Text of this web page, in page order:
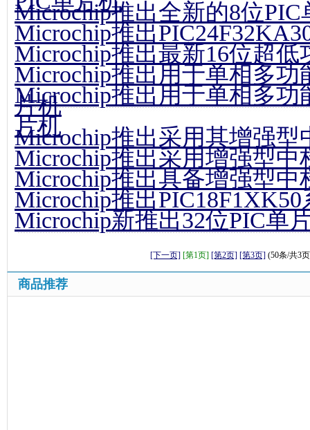
Microchip推出全新的8位PIC
Microchip推出
Microchip推出最新16位超低
Microchip推出用于单相多
片机
Microchip推出用于单相多
片机
Microchip推出采用其增强
Microchip推出采用增强型
Microchip推出具备增强型
Microchip推出
Microchip新推出32位PIC单
[下一页] [第1页] [第2页] [第3页] (50条/共3
商品推荐